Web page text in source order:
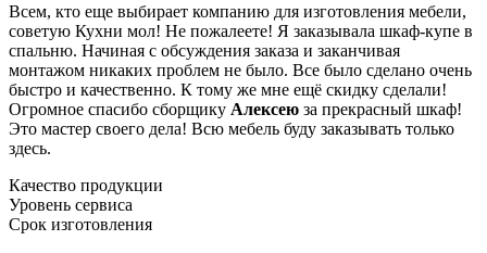
Всем, кто еще выбирает компанию для изготовления мебели,
советую Кухни мол! Не пожалеете! Я заказывала шкаф-купе в
спальню. Начиная с обсуждения заказа и заканчивая
монтажом никаких проблем не было. Все было сделано очень
быстро и качественно. К тому же мне ещё скидку сделали!
Огромное спасибо сборщику Алексею за прекрасный шкаф!
Это мастер своего дела! Всю мебель буду заказывать только
здесь.
Качество продукции
Уровень сервиса
Срок изготовления